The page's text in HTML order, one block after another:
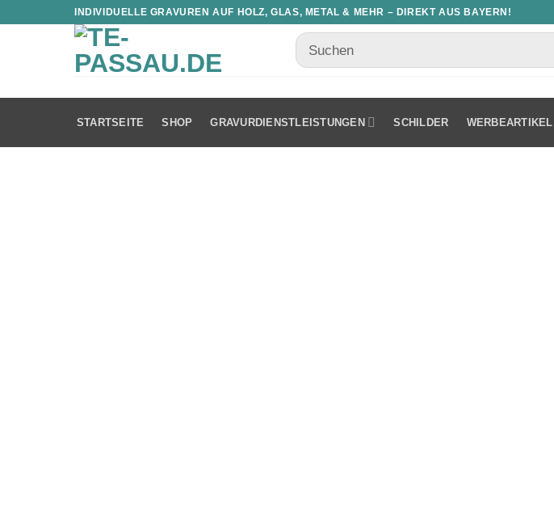
INDIVIDUELLE GRAVUREN AUF HOLZ, GLAS, METAL & MEHR – DIREKT AUS BAYERN!
STARTSEITE SHOP GRAVURDIENSTLEISTUNGEN SCHILDER WERBEARTIKEL